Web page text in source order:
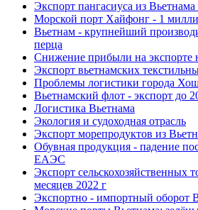
Экспорт пангасиуса из
Морской порт Хайфонг - 1
Вьетнам - крупнейший
перца
Снижение прибыли на экспорте
Экспорт вьетнамских
Проблемы логистики города
Вьетнамский флот - экспорт до
Логистика Вьетнама
Экология и судоходная отрасль
Экспорт морепродуктов из
Обувная продукция - падение
ЕАЭС
Экспорт сельскохозяйственных
месяцев 2022 г
Экспортно - импортный оборот